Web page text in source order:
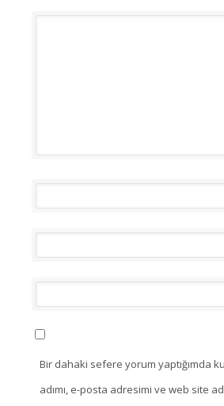
Bir dahaki sefere yorum yaptığımda
adımı, e-posta adresimi ve web site